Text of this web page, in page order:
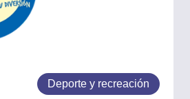
Deporte y recreación